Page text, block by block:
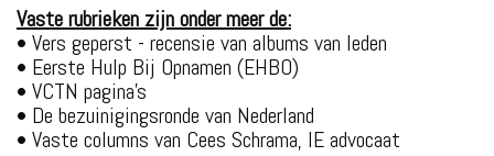
Vaste rubrieken zijn onder meer de:
• Vers geperst - recensie van albums van leden
• Eerste Hulp Bij Opnamen (EHBO)
• VCTN pagina’s
• De bezuinigingsronde van Nederland
• Vaste columns van Cees Schrama, IE advocaat